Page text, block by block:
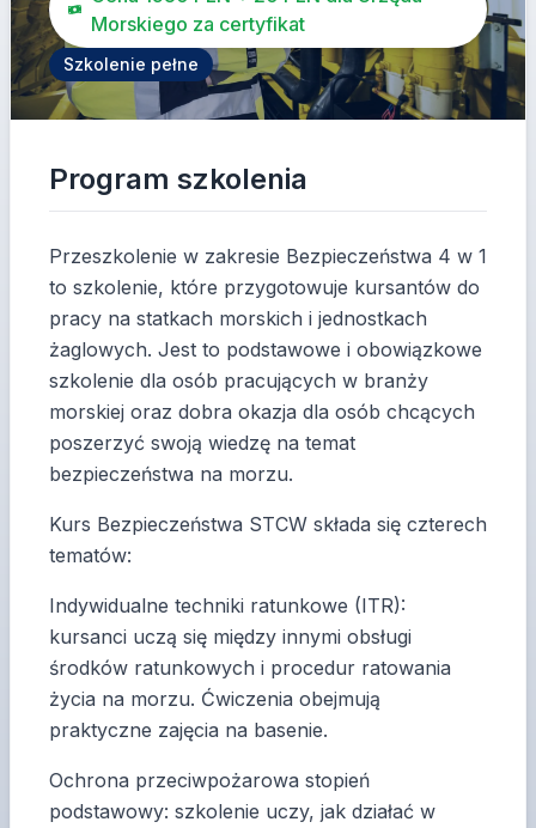
Morskiego za certyfikat
Szkolenie pełne
Program szkolenia
Przeszkolenie w zakresie Bezpieczeństwa 4 w 1
to szkolenie, które przygotowuje kursantów do
pracy na statkach morskich i jednostkach
żaglowych. Jest to podstawowe i obowiązkowe
szkolenie dla osób pracujących w branży
morskiej oraz dobra okazja dla osób chcących
poszerzyć swoją wiedzę na temat
bezpieczeństwa na morzu.
Kurs Bezpieczeństwa STCW składa się czterech
tematów:
Indywidualne techniki ratunkowe (ITR):
kursanci uczą się między innymi obsługi
środków ratunkowych i procedur ratowania
życia na morzu. Ćwiczenia obejmują
praktyczne zajęcia na basenie.
Ochrona przeciwpożarowa stopień
podstawowy: szkolenie uczy, jak działać w